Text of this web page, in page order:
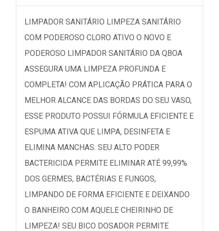
LIMPADOR SANITÁRIO LIMPEZA SANITÁRIO
COM PODEROSO CLORO ATIVO O NOVO E
PODEROSO LIMPADOR SANITÁRIO DA QBOA
ASSEGURA UMA LIMPEZA PROFUNDA E
COMPLETA! COM APLICAÇÃO PRÁTICA PARA O
MELHOR ALCANCE DAS BORDAS DO SEU VASO,
ESSE PRODUTO POSSUI FÓRMULA EFICIENTE E
ESPUMA ATIVA QUE LIMPA, DESINFETA E
ELIMINA MANCHAS. SEU ALTO PODER
BACTERICIDA PERMITE ELIMINAR ATÉ 99,99%
DOS GERMES, BACTÉRIAS E FUNGOS,
LIMPANDO DE FORMA EFICIENTE E DEIXANDO
O BANHEIRO COM AQUELE CHEIRINHO DE
LIMPEZA! SEU BICO DOSADOR PERMITE